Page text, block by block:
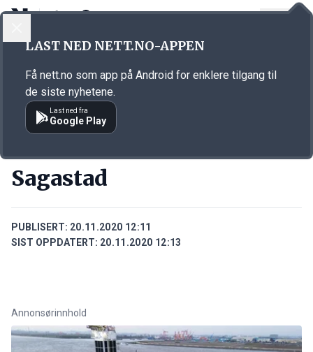
Annonsørinnhold
Sagastad
PUBLISERT: 20.11.2020 12:11
SIST OPPDATERT: 20.11.2020 12:13
Annonsørinnhold
LAST NED NETT.NO-APPEN
Få nett.no som app på Android for enklere tilgang til
de siste nyhetene.
Last ned fra
Google Play